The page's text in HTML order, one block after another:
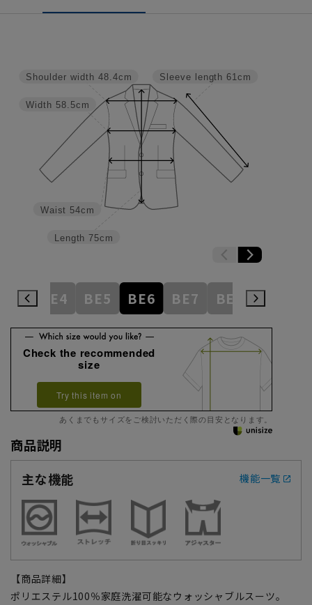
Sleeve length 61cm
Length 75cm
Waist 54cm
Width 58.5cm
Shoulder width 48.4cm
BE4 BE5 BE6 BE7 BE8 BE9
Check the recommended
size
Try this item on
あくまでもサイズをご検討いただく際の目安となります。
商品説明
主な機能
機能一覧
【商品詳細】
ポリエステル100％家庭洗濯可能なウォッシャブルスーツ。